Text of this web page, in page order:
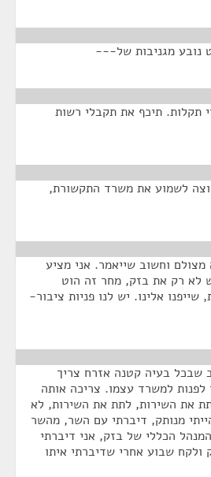
נובע מגניבות של---
תקלות. תיכף את תקבלי רשות
לשמוע את משרד התקשורת,
וחשוב שייאמר. אני מציע
לא רק את בזק, מחר זה הוט
אלינו. יש לנו פניות ציבור-
שבכל בעיה קטנה אזרח צריך
למשרד עצמו. צריכה אותה
את השירות, לתת את השירות, לא
מנותק, דיברתי עם השר, מהשר
הכללי של בזק, אני דיברתי
שבוע אחרי שדיברתי איתו